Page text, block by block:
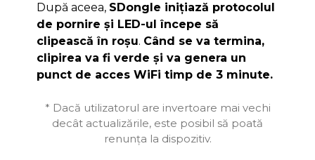
După aceea, SDongle inițiază protocolul
de pornire și LED-ul începe să
clipească în roșu. Când se va termina,
clipirea va fi verde și va genera un
punct de acces WiFi timp de 3 minute.
* Dacă utilizatorul are invertoare mai vechi
decât actualizările, este posibil să poată
renunța la dispozitiv.